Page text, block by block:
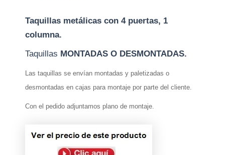
Taquillas metálicas con 4 puertas, 1
columna.
Taquillas MONTADAS O DESMONTADAS.
Las taquillas se envían montadas y paletizadas o
desmontadas en cajas para montaje por parte del cliente.
Con el pedido adjuntamos plano de montaje.